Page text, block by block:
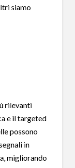
siamo
rilevanti
e il targeted
possono
in
migliorando